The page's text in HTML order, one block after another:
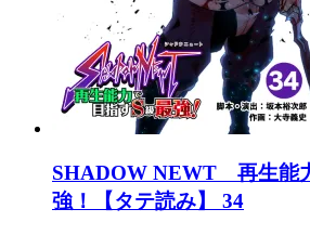
SHADOW NEWT 再生能
強！【タテ読み】 34